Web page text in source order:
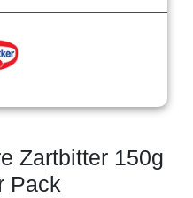
Zartbitter 150g
Pack